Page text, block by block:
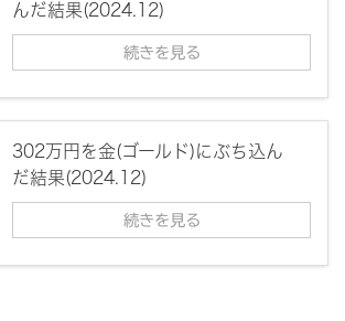
んだ結果(2024.12)
続きを見る
302万円を金(ゴールド)にぶち込ん
だ結果(2024.12)
続きを見る